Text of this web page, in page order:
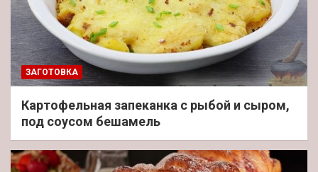
ЗАГОТОВКА
Картофельная запеканка с рыбой и сыром,
под соусом бешамель